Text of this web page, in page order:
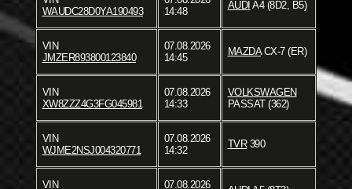
WAUDC28D0YA190493
14:48
AUDI A4 (8D2, B5)
VIN
JMZER893800123840
07.08.2026
14:45
MAZDACX-7 (ER)
VIN
XW8ZZZ4G3FG045981
07.08.2026
14:33
VOLKSWAGEN
PASSAT (362)
VIN
WJME2NSJ004320771
07.08.2026
14:32
TVR390
VIN 07.08.2026